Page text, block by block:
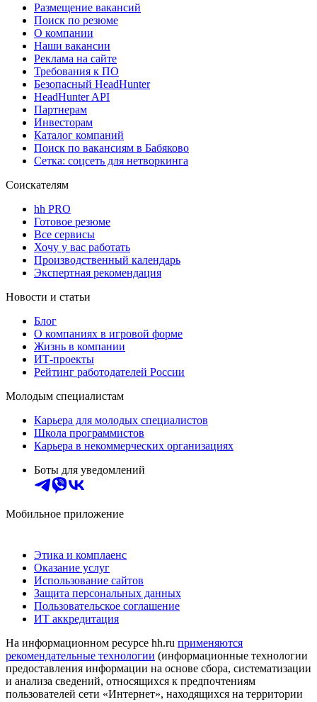
Размещение вакансий
Поиск по резюме
О компании
Наши вакансии
Реклама на сайте
Требования к ПО
Безопасный HeadHunter
HeadHunter API
Партнерам
Инвесторам
Каталог компаний
Поиск по вакансиям в Бабяково
Сетка: соцсеть для нетворкинга
Соискателям
hh PRO
Готовое резюме
Все сервисы
Хочу у вас работать
Производственный календарь
Экспертная рекомендация
Новости и статьи
Блог
О компаниях в игровой форме
Жизнь в компании
ИТ-проекты
Рейтинг работодателей России
Молодым специалистам
Карьера для молодых специалистов
Школа программистов
Карьера в некоммерческих организациях
Боты для уведомлений
Мобильное приложение
Этика и комплаенс
Оказание услуг
Использование сайтов
Защита персональных данных
Пользовательское соглашение
ИТ аккредитация
На информационном ресурсе hh.ru применяются
рекомендательные технологии (информационные технологии
предоставления информации на основе сбора, систематизации
и анализа сведений, относящихся к предпочтениям
пользователей сети «Интернет», находящихся на территории